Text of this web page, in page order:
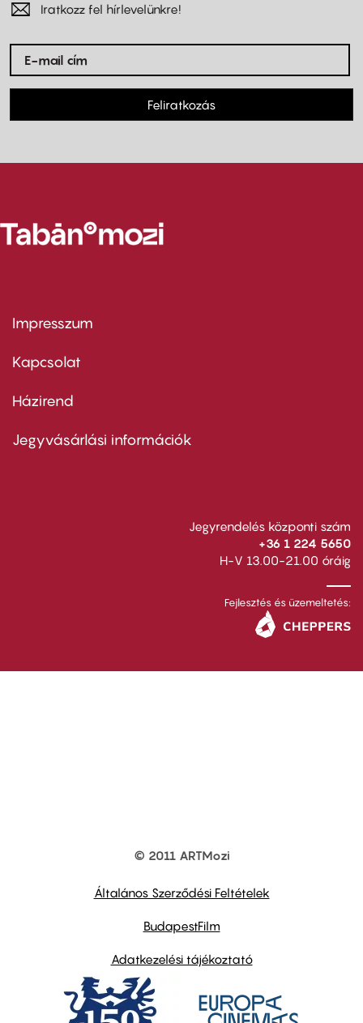
Iratkozz fel hírlevelünkre!
Feliratkozás
Footer
first
Impresszum
Kapcsolat
Footer
second
Házirend
Jegyvásárlási információk
Jegyrendelés központi szám
+36 1 224 5650
H-V 13.00-21.00 óráig
Fejlesztés és üzemeltetés:
© 2011 ARTMozi
Általános Szerződési Feltételek
BudapestFilm
Adatkezelési tájékoztató